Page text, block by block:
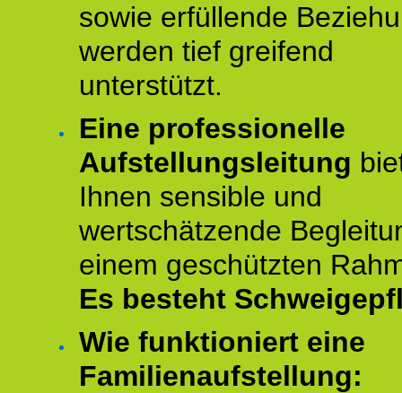
sowie erfüllende
werden tief greifend
unterstützt.
Eine professionelle
Aufstellungsleitung
Ihnen sensible und
wertschätzende
einem geschützten
Es besteht
Wie funktioniert eine
Familienaufstellung: